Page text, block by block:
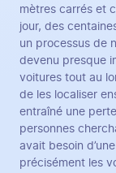
mètres carrés et
jour, des
un processus de
devenu presque
voitures tout au
de les localiser
entraîné une
personnes
avait besoin
précisément les